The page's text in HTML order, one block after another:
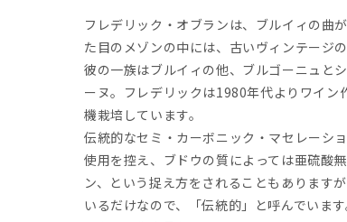
フレデリック・オブランは、ブルイィの曲
た目のメゾンの中には、古いヴィンテージ
彼の一族はブルイィの他、ブルゴーニュと
ーヌ。フレデリックは1980年代よりワイ
機栽培しています。
伝統的なセミ・カーボニック・マセレーシ
使用を控え、ブドウの質によっては亜硫酸
ン、という捉え方をされることもあります
いるだけなので、「伝統的」と呼んでいま